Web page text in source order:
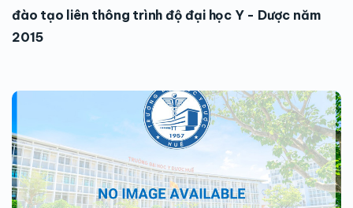
đào tạo liên thông trình độ đại học Y - Dược năm
2015